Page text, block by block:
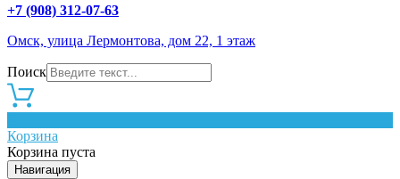
+7 (908) 312-07-63
Омск, улица Лермонтова, дом 22, 1 этаж
Поиск
Корзина
Корзина пуста
Навигация